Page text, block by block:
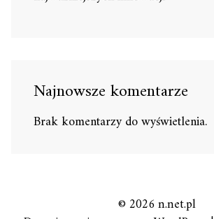
Najnowsze komentarze
Brak komentarzy do wyświetlenia.
© 2026 n.net.pl